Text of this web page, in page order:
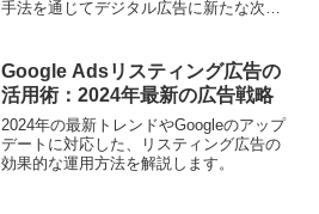
手法を通じてデジタル広告に新たな次元
Google Adsリスティング広告の
活用術：2024年最新の広告戦略
2024年の最新トレンドやGoogleのアップ
デートに対応した、リスティング広告の
効果的な運用方法を解説します。